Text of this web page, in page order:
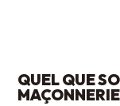
QUEL QUE